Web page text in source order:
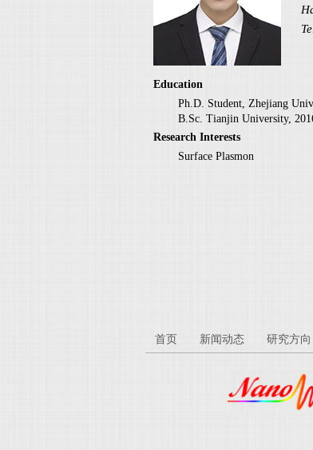
Education
Ph.D. Student, Zhejiang
B.Sc. Tianjin University,
Research Interests
Surface Plasmon
首页 新闻动态 研究方向